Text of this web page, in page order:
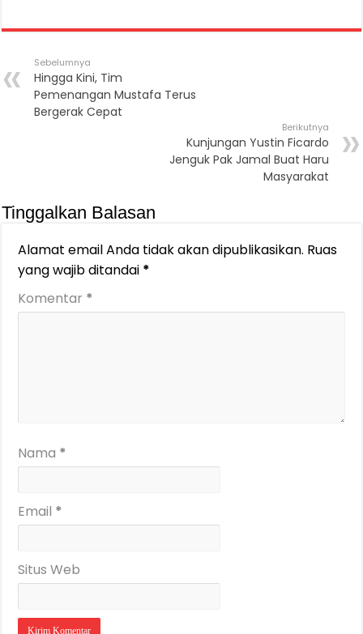
Sebelumnya
Hingga Kini, Tim
Pemenangan Mustafa Terus
Bergerak Cepat
Berikutnya
Kunjungan Yustin Ficardo
Jenguk Pak Jamal Buat Haru
Masyarakat
Tinggalkan Balasan
Alamat email Anda tidak akan dipublikasikan. Ruas
yang wajib ditandai *
Komentar *
Nama *
Email *
Situs Web